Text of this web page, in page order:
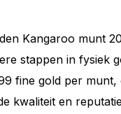
Kangaroo munt
stappen in fysiek
fine gold per
kwaliteit en